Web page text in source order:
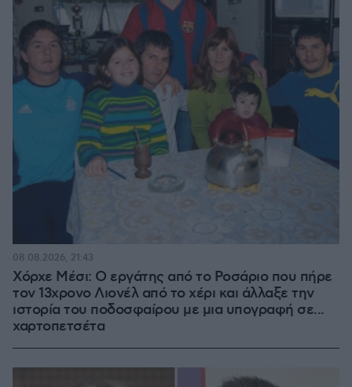
Χόρχε Μέσι: Ο εργάτης από το Ροσάριο που πήρε
τον 13χρονο Λιονέλ από το χέρι και άλλαξε την
ιστορία του ποδοσφαίρου με μια υπογραφή σε...
χαρτοπετσέτα
08.08.2026, 21:43